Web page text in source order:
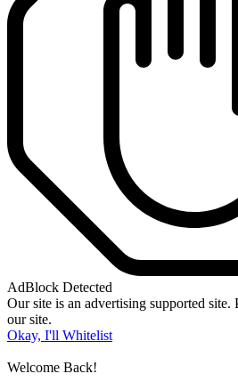
AdBlock Detected
Our site is an advertising supported site.
our site.
Okay, I'll Whitelist
Welcome Back!